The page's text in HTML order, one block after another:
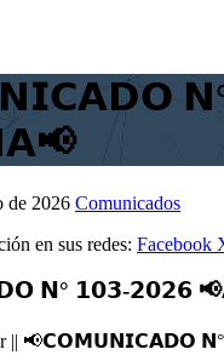
de 2026 Comunicados
en sus redes: Facebook
𝗡° 𝟭𝟬𝟯-𝟮𝟬𝟮𝟲
|| 📢𝗖𝗢𝗠𝗨𝗡𝗜𝗖𝗔𝗗𝗢 𝗡°